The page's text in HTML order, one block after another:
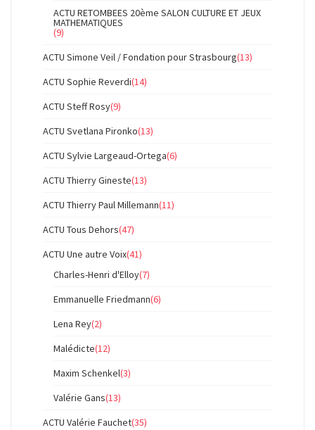
ACTU RETOMBEES 20ème SALON CULTURE ET JEUX
MATHEMATIQUES
(9)
ACTU Simone Veil / Fondation pour Strasbourg(13)
ACTU Sophie Reverdi(14)
ACTU Steff Rosy(9)
ACTU Svetlana Pironko(13)
ACTU Sylvie Largeaud-Ortega(6)
ACTU Thierry Gineste(13)
ACTU Thierry Paul Millemann(11)
ACTU Tous Dehors(47)
ACTU Une autre Voix(41)
Charles-Henri d'Elloy(7)
Emmanuelle Friedmann(6)
Lena Rey(2)
Malédicte(12)
Maxim Schenkel(3)
Valérie Gans(13)
ACTU Valérie Fauchet(35)